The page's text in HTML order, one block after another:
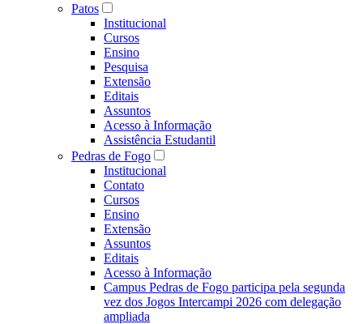
Patos
Institucional
Cursos
Ensino
Pesquisa
Extensão
Editais
Assuntos
Acesso à Informação
Assistência Estudantil
Pedras de Fogo
Institucional
Contato
Cursos
Ensino
Extensão
Assuntos
Editais
Acesso à Informação
Campus Pedras de Fogo participa pela segunda
vez dos Jogos Intercampi 2026 com delegação
ampliada